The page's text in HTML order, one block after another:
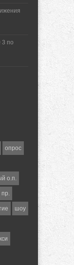
по
опрос
о.п.
пр.
шоу